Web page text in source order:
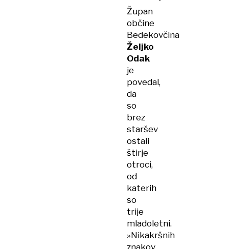
Župan
občine
Bedekovčina
Željko
Odak
je
povedal,
da
so
brez
staršev
ostali
štirje
otroci,
od
katerih
so
trije
mladoletni.
»Nikakršnih
znakov